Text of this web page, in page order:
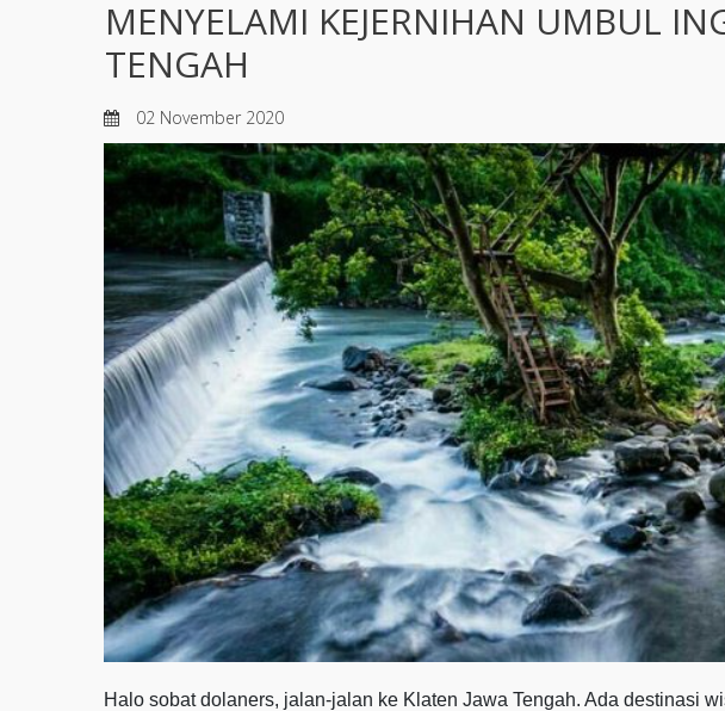
MENYELAMI KEJERNIHAN UMBUL
TENGAH
02 November 2020
Halo sobat dolaners, jalan-jalan ke Klaten Jawa Tengah. Ada destinasi